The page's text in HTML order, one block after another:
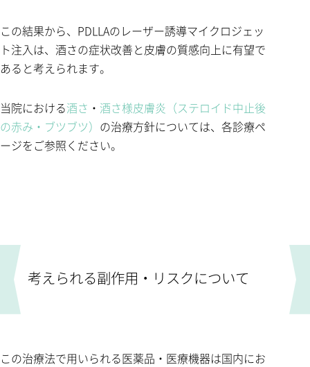
この結果から、PDLLAのレーザー誘導マイクロジェッ
ト注入は、酒さの症状改善と皮膚の質感向上に有望で
あると考えられます。
当院における酒さ ・ 酒さ様皮膚炎（ステロイド中止後
の赤み・ブツブツ） の治療方針については、各診療ペ
ージをご参照ください。
考えられる副作用・リスクについて
この治療法で用いられる医薬品・医療機器は国内にお